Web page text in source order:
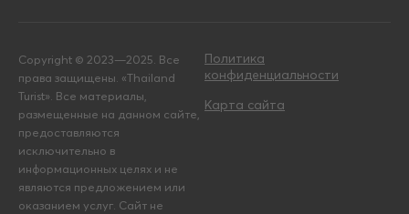
Copyright © 2023—2025. Все
права защищены. «Thailand
Turist». Все материалы,
размещенные на данном сайте,
предоставляются
исключительно в
информационных целях и не
являются предложением или
оказанием услуг. Сайт не
Политика
конфиденциальности
Карта сайта